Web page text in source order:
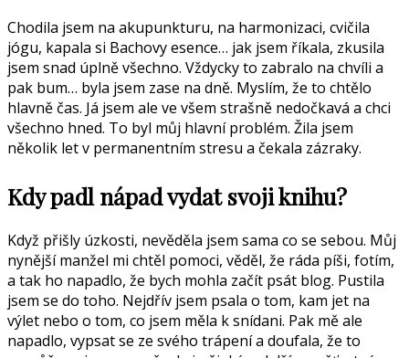
Chodila jsem na akupunkturu, na harmonizaci, cvičila
jógu, kapala si Bachovy esence… jak jsem říkala, zkusila
jsem snad úplně všechno. Vždycky to zabralo na chvíli a
pak bum… byla jsem zase na dně. Myslím, že to chtělo
hlavně čas. Já jsem ale ve všem strašně nedočkavá a chci
všechno hned. To byl můj hlavní problém. Žila jsem
několik let v permanentním stresu a čekala zázraky.
Kdy padl nápad vydat svoji knihu?
Když přišly úzkosti, nevěděla jsem sama co se sebou. Můj
nynější manžel mi chtěl pomoci, věděl, že ráda píši, fotím,
a tak ho napadlo, že bych mohla začít psát blog. Pustila
jsem se do toho. Nejdřív jsem psala o tom, kam jet na
výlet nebo o tom, co jsem měla k snídani. Pak mě ale
napadlo, vypsat se ze svého trápení a doufala, že to